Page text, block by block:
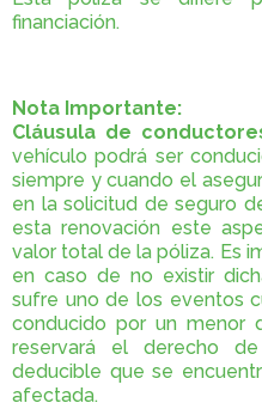
financiación.
Nota Importante:
Cláusula de
vehículo podrá ser
siempre y cuando el
en la solicitud de seguro
esta renovación este
valor total de la póliza. Es
en caso de no existir
sufre uno de los eventos
conducido por un menor
reservará el derecho
deducible que se
afectada.